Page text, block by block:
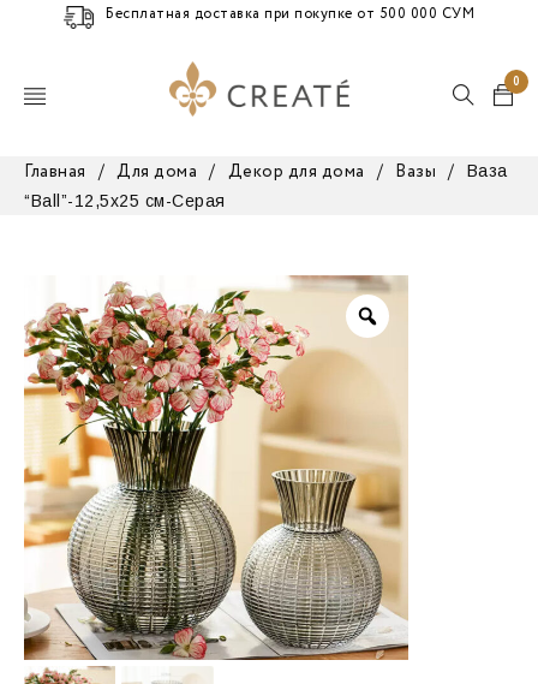
Бесплатная доставка при покупке от 500 000 СУМ
0
Главная / Для дома / Декор для дома / Вазы /
Ваза
“Ball”-12,5х25 см-Серая